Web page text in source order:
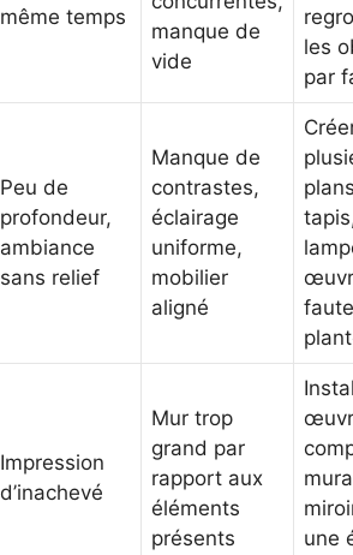
même temps
manque de
vide
les
par
Peu de
profondeur,
ambiance
sans relief
Manque de
contrastes,
éclairage
uniforme,
mobilier
aligné
Impression
d’inachevé
Mur trop
grand par
rapport aux
éléments
présents
une